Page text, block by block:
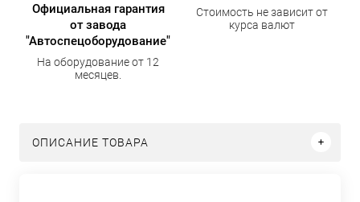
Официальная гарантия
от завода
"Автоспецоборудование"
На оборудование от 12
месяцев.
Стоимость не зависит от
курса валют
ОПИСАНИЕ ТОВАРА